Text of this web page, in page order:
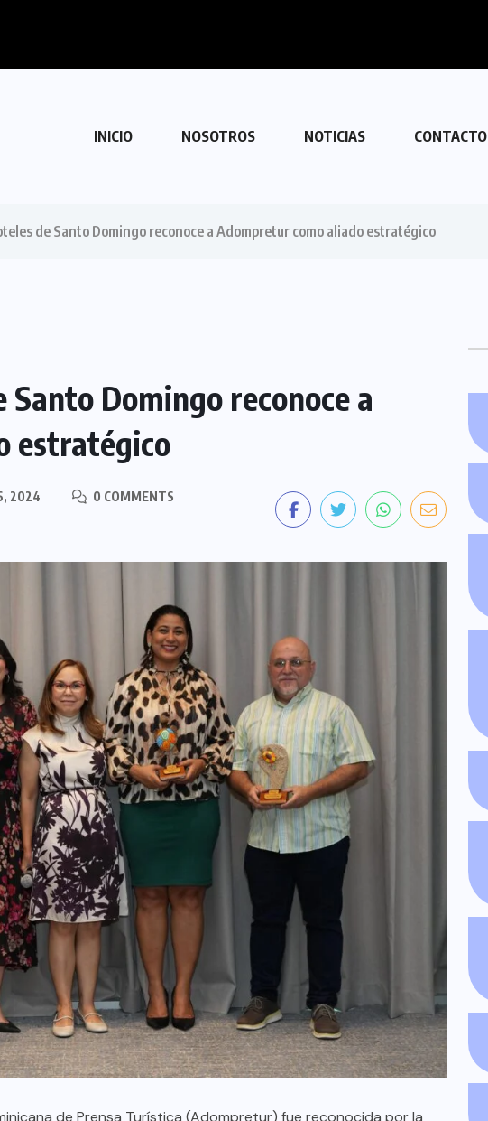
INICIO NOSOTROS NOTICIAS CONTACTO
de Santo Domingo reconoce a Adompretur como aliado estratégico
Domingo reconoce a
estratégico
2024
0 COMMENTS
de Prensa Turística (Adompretur) fue reconocida por la